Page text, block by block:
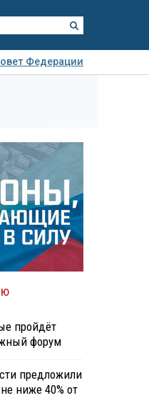
Федерации
пройдёт
форум
предложили
ниже 40% от